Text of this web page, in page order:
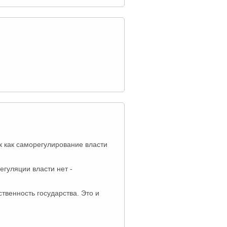
саморегулирование власти
власти нет -
государства. Это и